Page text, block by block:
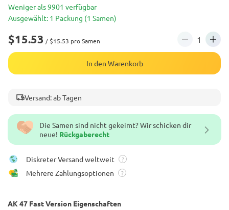
Die Samen sind nicht gekeimt? Wir schicken dir
neue! Rückgaberecht
Diskreter Versand weltweit ?
Mehrere Zahlungsoptionen ?
AK 47 Fast Version Eigenschaften
Weniger als 9901 verfügbar
Ausgewählt: 1 Packung (1 Samen)
$15.53 / $15.53 pro Samen
In den Warenkorb
Versand: ab Tagen